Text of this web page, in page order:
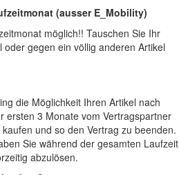
(ausser E_Mobility)
möglich!! Tauschen Sie Ihr
gegen ein völlig anderen Artikel
die Möglichkeit Ihren Artikel nach
ersten 3 Monate vom Vertragspartner
und so den Vertrag zu beenden.
Sie während der gesamten Laufzeit
abzulösen.